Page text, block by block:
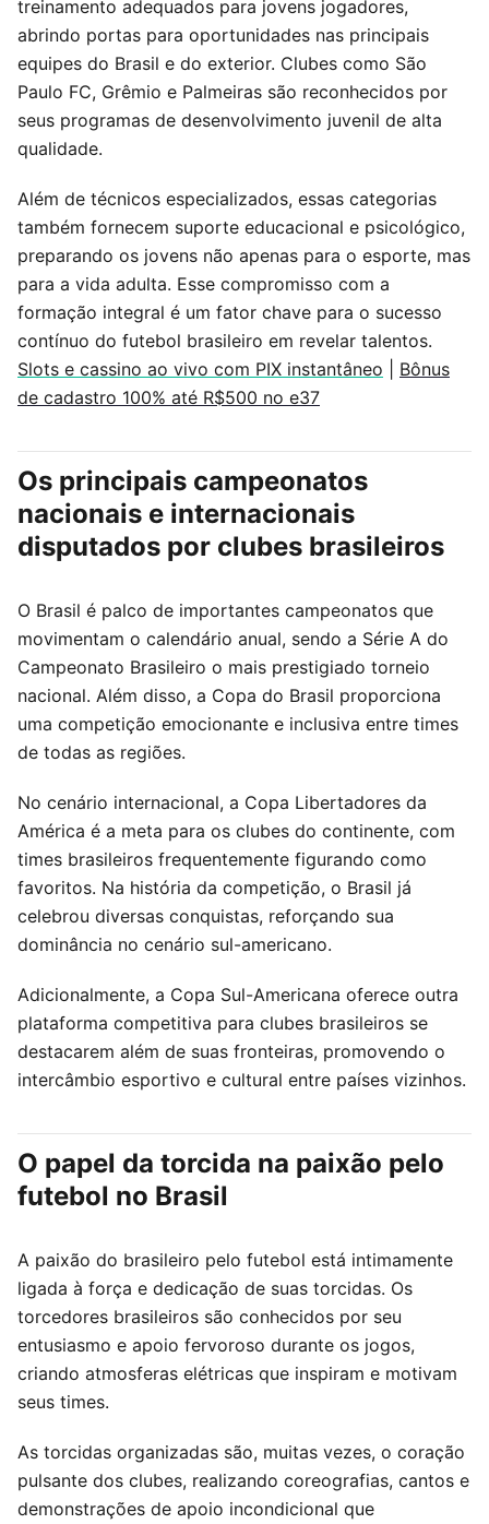
treinamento adequados para jovens jogadores,
abrindo portas para oportunidades nas principais
equipes do Brasil e do exterior. Clubes como São
Paulo FC, Grêmio e Palmeiras são reconhecidos por
seus programas de desenvolvimento juvenil de alta
qualidade.
Além de técnicos especializados, essas categorias
também fornecem suporte educacional e psicológico,
preparando os jovens não apenas para o esporte, mas
para a vida adulta. Esse compromisso com a
formação integral é um fator chave para o sucesso
contínuo do futebol brasileiro em revelar talentos.
Slots e cassino ao vivo com PIX instantâneo
Bônus
de cadastro 100% até R$500 no e37
Os principais campeonatos
nacionais e internacionais
disputados por clubes brasileiros
O Brasil é palco de importantes campeonatos que
movimentam o calendário anual, sendo a Série A do
Campeonato Brasileiro o mais prestigiado torneio
nacional. Além disso, a Copa do Brasil proporciona
uma competição emocionante e inclusiva entre times
de todas as regiões.
No cenário internacional, a Copa Libertadores da
América é a meta para os clubes do continente, com
times brasileiros frequentemente figurando como
favoritos. Na história da competição, o Brasil já
celebrou diversas conquistas, reforçando sua
dominância no cenário sul-americano.
Adicionalmente, a Copa Sul-Americana oferece outra
plataforma competitiva para clubes brasileiros se
destacarem além de suas fronteiras, promovendo o
intercâmbio esportivo e cultural entre países vizinhos.
O papel da torcida na paixão pelo
futebol no Brasil
A paixão do brasileiro pelo futebol está intimamente
ligada à força e dedicação de suas torcidas. Os
torcedores brasileiros são conhecidos por seu
entusiasmo e apoio fervoroso durante os jogos,
criando atmosferas elétricas que inspiram e motivam
seus times.
As torcidas organizadas são, muitas vezes, o coração
pulsante dos clubes, realizando coreografias, cantos e
demonstrações de apoio incondicional que